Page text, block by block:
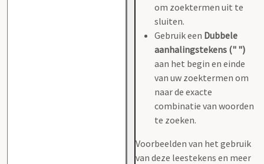
om zoektermen uit te
sluiten.
Gebruik een Dubbele
aanhalingstekens (" ")
aan het begin en einde
van uw zoektermen om
naar de exacte
combinatie van woorden
te zoeken.
Voorbeelden van het gebruik
van deze leestekens en meer